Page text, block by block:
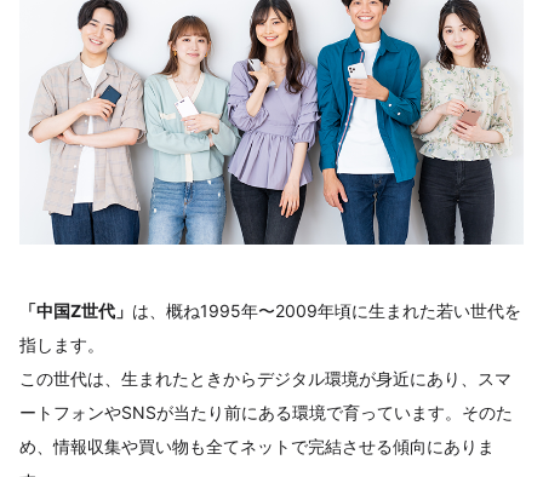
「中国Z世代」 は、概ね1995年〜2009年頃に生まれた若い世代を
指します。
この世代は、生まれたときからデジタル環境が身近にあり、スマ
ートフォンやSNSが当たり前にある環境で育っています。そのた
め、情報収集や買い物も全てネットで完結させる傾向にありま